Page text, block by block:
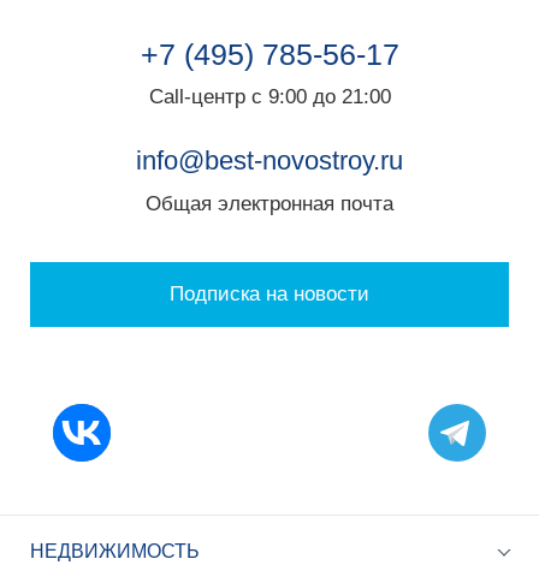
+7 (495) 785-56-17
Call-центр с 9:00 до 21:00
info@best-novostroy.ru
Общая электронная почта
Подписка на новости
НЕДВИЖИМОСТЬ